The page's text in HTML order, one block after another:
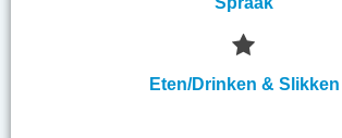
Eten/Drinken & Slikken